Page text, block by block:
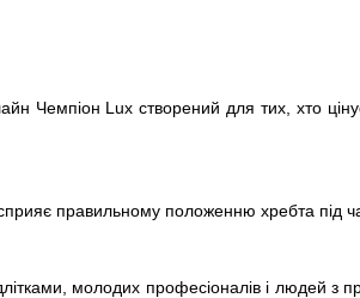
Чемпіон Lux створений для тих, хто
правильному положенню хребта під
молодих професіоналів і людей з